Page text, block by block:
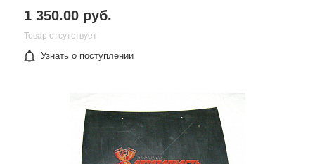
1 350.00 руб.
Товар отсутствует
Узнать о поступлении